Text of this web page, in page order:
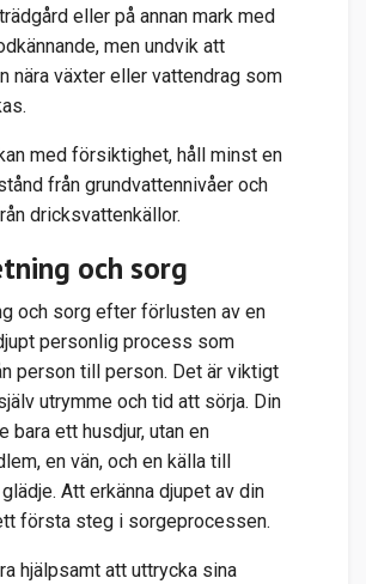
eller på annan mark med
men undvik att
nära växter eller vattendrag som
med försiktighet, håll minst en
från grundvattennivåer och
dricksvattenkällor.
och sorg
och sorg efter förlusten av en
personlig process som
person till person. Det är viktigt
utrymme och tid att sörja. Din
bara ett husdjur, utan en
en vän, och en källa till
Att erkänna djupet av din
första steg i sorgeprocessen.
hjälpsamt att uttrycka sina